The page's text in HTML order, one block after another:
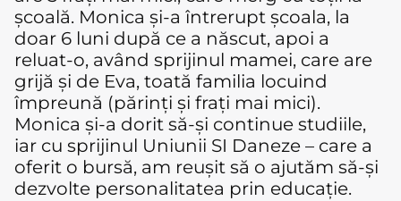
școală. Monica și-a întrerupt școala, la
doar 6 luni după ce a născut, apoi a
reluat-o, având sprijinul mamei, care are
grijă și de Eva, toată familia locuind
împreună (părinți și frați mai mici).
Monica și-a dorit să-și continue studiile,
iar cu sprijinul Uniunii SI Daneze – care a
oferit o bursă, am reușit să o ajutăm să-și
dezvolte personalitatea prin educație.